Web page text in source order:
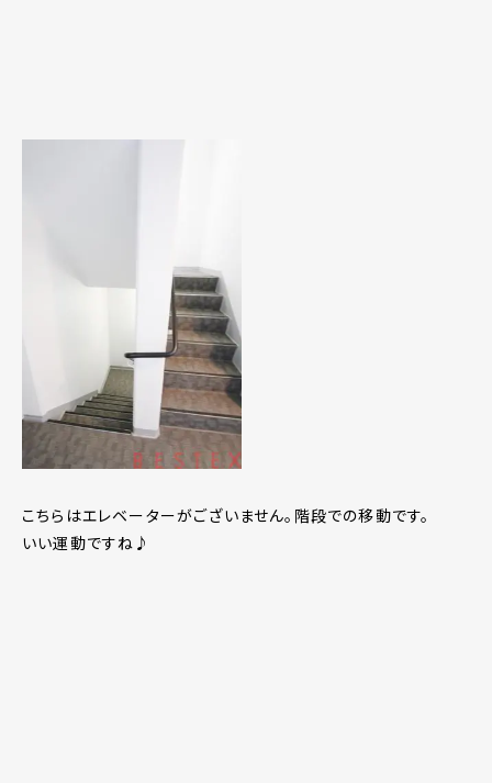
こちらはエレベーターがございません。階段での移動です。
いい運動ですね♪